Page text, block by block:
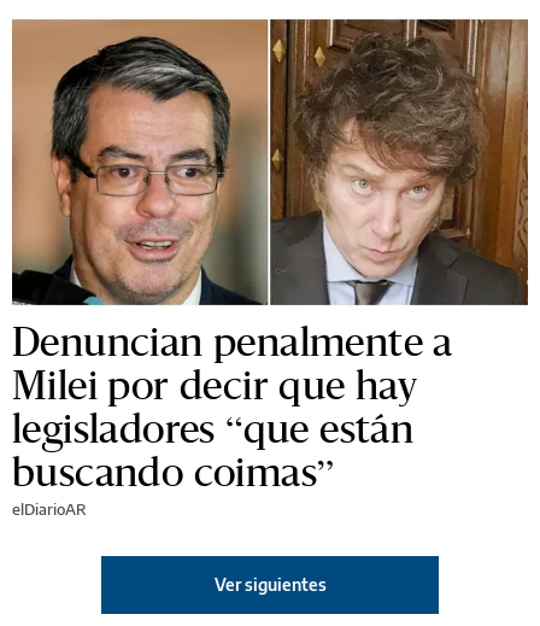
Denuncian penalmente a
Milei por decir que hay
legisladores “que están
buscando coimas”
elDiarioAR
Ver siguientes